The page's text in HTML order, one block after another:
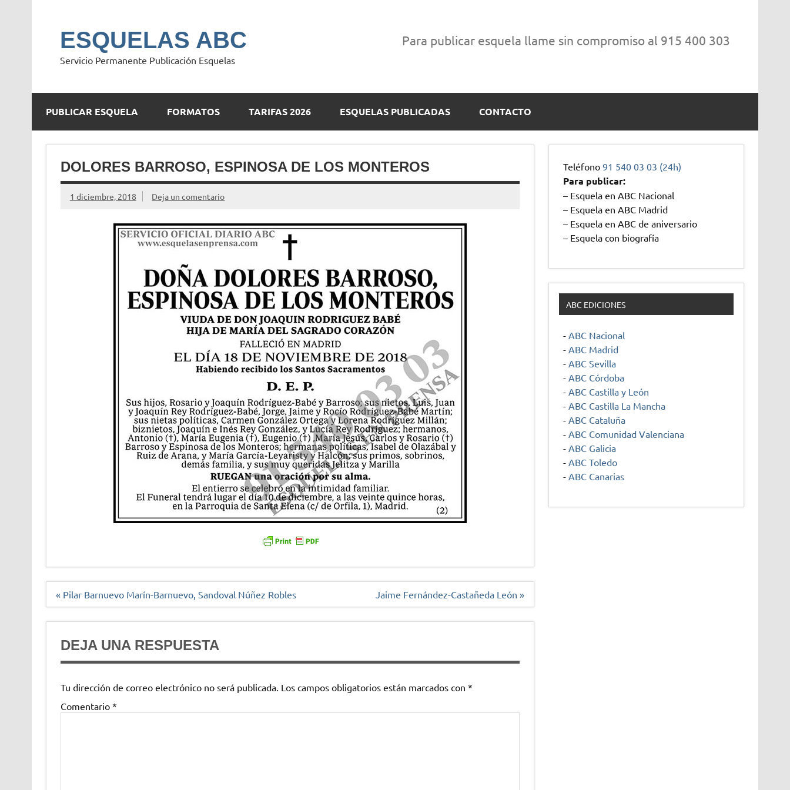
ESQUELAS ABC
Servicio Permanente Publicación Esquelas
Para publicar esquela llame sin compromiso al 915 400 303
PUBLICAR ESQUELA FORMATOS TARIFAS 2026 ESQUELAS PUBLICADAS CONTACTO
DOLORES BARROSO, ESPINOSA DE LOS MONTEROS
1 diciembre, 2018 Deja un comentario
Navegación
« Pilar Barnuevo Marín-Barnuevo, Sandoval Núñez Robles Jaime Fernández-Castañeda León »
DEJA UNA RESPUESTA
Tu dirección de correo electrónico no será publicada. Los campos obligatorios están marcados con *
Comentario *
Teléfono91 540 03 03 (24h)
Para publicar:
– Esquela en ABC Nacional
– Esquela en ABC Madrid
– Esquela en ABC de aniversario
– Esquela con biografía
ABC EDICIONES
- ABC Nacional
- ABC Madrid
- ABC Sevilla
- ABC Córdoba
- ABC Castilla y León
- ABC Castilla La Mancha
- ABC Cataluña
- ABC Comunidad Valenciana
- ABC Galicia
- ABC Toledo
- ABC Canarias